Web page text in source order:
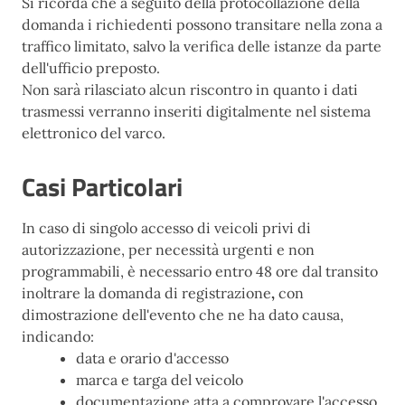
domanda i richiedenti possono transitare nella zona a
traffico limitato, salvo la verifica delle istanze da parte
dell'ufficio preposto.
Non sarà rilasciato alcun riscontro in quanto i dati
trasmessi verranno inseriti digitalmente nel sistema
elettronico del varco.
Casi Particolari
In caso di singolo accesso di veicoli privi di
autorizzazione, per necessità urgenti e non
programmabili, è necessario entro 48 ore dal transito
inoltrare la domanda di registrazione, con
dimostrazione dell'evento che ne ha dato causa,
indicando:
data e orario d'accesso
marca e targa del veicolo
documentazione atta a comprovare l'accesso